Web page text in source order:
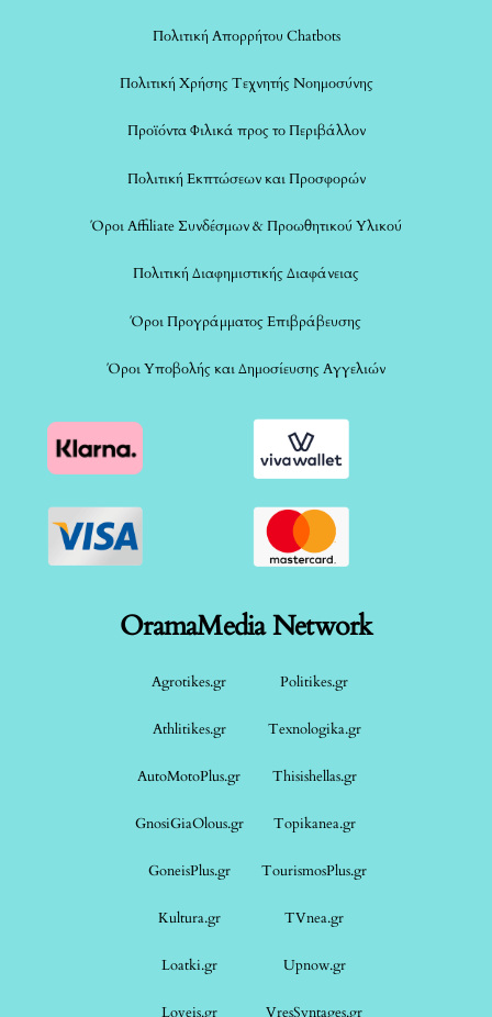
Πολιτική Απορρήτου Chatbots
Πολιτική Χρήσης Τεχνητής Νοημοσύνης
Προϊόντα Φιλικά προς το Περιβάλλον
Πολιτική Εκπτώσεων και Προσφορών
Όροι Affiliate Συνδέσμων & Προωθητικού Υλικού
Πολιτική Διαφημιστικής Διαφάνειας
Όροι Προγράμματος Επιβράβευσης
Όροι Υποβολής και Δημοσίευσης Αγγελιών
OramaMedia Network
Agrotikes.gr Politikes.gr
Athlitikes.gr Texnologika.gr
AutoMotoPlus.gr Thisishellas.gr
GnosiGiaOlous.gr Topikanea.gr
GoneisPlus.gr TourismosPlus.gr
Kultura.gr TVnea.gr
Loatki.gr Upnow.gr
Loveis.gr VresSyntages.gr